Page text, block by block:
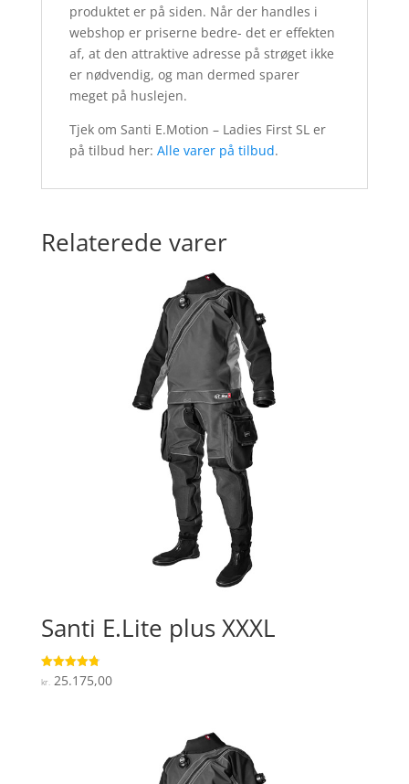
produktet er på siden. Når der handles i
webshop er priserne bedre- det er effekten
af, at den attraktive adresse på strøget ikke
er nødvendig, og man dermed sparer
meget på huslejen.
Tjek om Santi E.Motion – Ladies First SL er
på tilbud her: Alle varer på tilbud.
Relaterede varer
Santi E.Lite plus XXXL
Vurderet
4.8
kr. 25.175,00